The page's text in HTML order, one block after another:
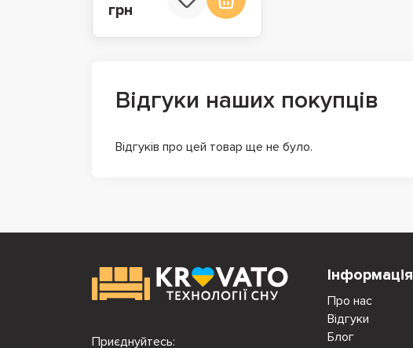
грн
Відгуки наших покупців
Відгуків про цей товар ще не було.
Інформація
Про нас
Відгуки
Блог
Приєднуйтесь: